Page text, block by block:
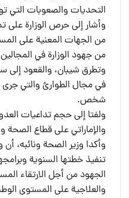
التحديات والصعوبات التي
وأشار إلى حرص الوزارة
من الجهات المعنية على
من جهود الوزارة في
وتطرق شيبان، والقعود إلى
شخص.
ولفتا إلى حجم تداعيات
والإماراتي على قطاع الصحة
وأكدا وزير الصحة ونائبه،
تنفيذ خطتها السنوية
الجهود من أجل الارتقاء
والعلاجية على المستوى